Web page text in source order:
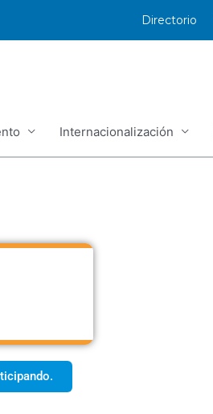
Directorio
Internacionalización